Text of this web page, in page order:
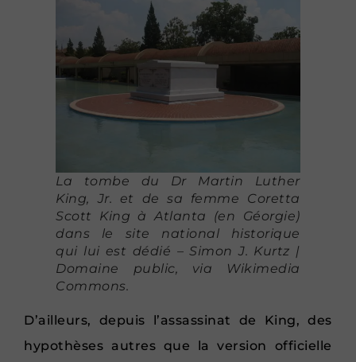
La tombe du Dr Martin Luther
King, Jr. et de sa femme Coretta
Scott King à Atlanta (en Géorgie)
dans le site national historique
qui lui est dédié – Simon J. Kurtz |
Domaine public, via Wikimedia
Commons.
D’ailleurs, depuis l’assassinat de King, des
hypothèses autres que la version officielle